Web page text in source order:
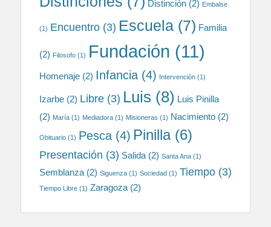
Distinción (2) Embalse
(1) Encuentro (3) Escuela (7) Familia
(2) Filosofo (1) Fundación (11)
Homenaje (2) Infancia (4) Intervención (1)
Izarbe (2) Libre (3) Luis (8) Luis Pinilla
(2) María (1) Mediadora (1) Misioneras (1) Nacimiento (2)
Obituario (1) Pesca (4) Pinilla(6)
Presentación (3) Salida (2) Santa Ana (1)
Semblanza (2) Siguenza (1) Sociedad (1) Tiempo (3)
Tiempo Libre (1) Zaragoza (2)